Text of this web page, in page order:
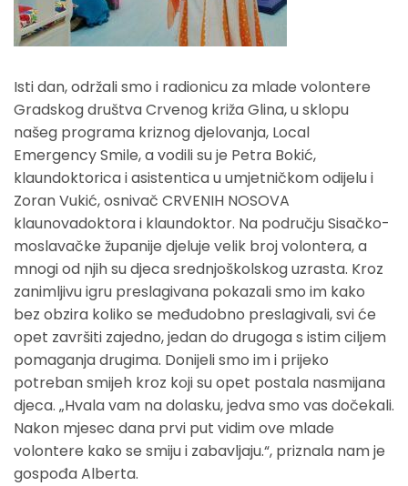
Isti dan, održali smo i radionicu za mlade volontere
Gradskog društva Crvenog križa Glina, u sklopu
našeg programa kriznog djelovanja, Local
Emergency Smile, a vodili su je Petra Bokić,
klaundoktorica i asistentica u umjetničkom odijelu i
Zoran Vukić, osnivač CRVENIH NOSOVA
klaunovadoktora i klaundoktor. Na području Sisačko-
moslavačke županije djeluje velik broj volontera, a
mnogi od njih su djeca srednjoškolskog uzrasta. Kroz
zanimljivu igru preslagivana pokazali smo im kako
bez obzira koliko se međudobno preslagivali, svi će
opet završiti zajedno, jedan do drugoga s istim ciljem
pomaganja drugima. Donijeli smo im i prijeko
potreban smijeh kroz koji su opet postala nasmijana
djeca. „Hvala vam na dolasku, jedva smo vas dočekali.
Nakon mjesec dana prvi put vidim ove mlade
volontere kako se smiju i zabavljaju.“, priznala nam je
gospođa Alberta.